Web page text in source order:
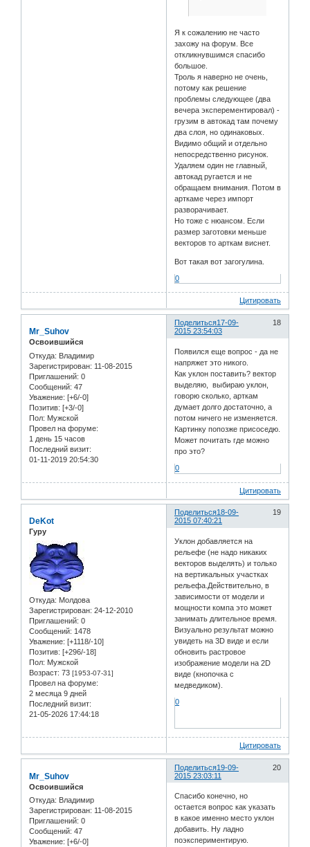
Я к сожалению не часто
захожу на форум. Все
откликнувшимся спасибо
большое.
Троль я наверно не очень,
потому как решение
проблемы следующее (два
вечера эксперементировал) -
грузим в автокад там почему
два слоя, но одинаковых.
Видимо общий и отдельно
непосредственно рисунок.
Удаляем один не главный,
автокад ругается и не
обращаем внимания. Потом в
арткаме через импорт
разворачивает.
Но тоже с нюансом. Если
размер заготовки меньше
векторов то арткам виснет.
Вот такая вот загогулина.
0
Цитировать
Поделиться 18
17-09-
2015 23:54:03
Mr_Suhov
Освоившийся
Откуда: Владимир
Зарегистрирован: 11-08-2015
Приглашений: 0
Сообщений: 47
Уважение: [+6/-0]
Позитив: [+3/-0]
Пол: Мужской
Провел на форуме:
1 день 15 часов
Последний визит:
01-11-2019 20:54:30
Появился еще вопрос - да не
напряжет это никого.
Как уклон поставить? вектор
выделяю, выбираю уклон,
говорю сколько, арткам
думает долго достаточно, а
потом ничего не изменяется.
Картинку попозже присоседю.
Может почитать где можно
про это?
0
Цитировать
Поделиться 19
18-09-
2015 07:40:21
DeKot
Гуру
Откуда: Молдова
Зарегистрирован: 24-12-2010
Приглашений: 0
Сообщений: 1478
Уважение: [+1118/-10]
Позитив: [+296/-18]
Пол: Мужской
Возраст: 73 [1953-07-31]
Провел на форуме:
2 месяца 9 дней
Последний визит:
21-05-2026 17:44:18
Уклон добавляется на
рельефе (не надо никаких
векторов выделять) и только
на вертикальных участках
рельефа.Действительно, в
зависимости от модели и
мощности компа это может
занимать длительное время.
Визуально результат можно
увидеть на 3D виде и если
обновить растровое
изображение модели на 2D
виде (кнопочка с
медведиком).
0
Цитировать
Поделиться 20
19-09-
2015 23:03:11
Mr_Suhov
Освоившийся
Откуда: Владимир
Зарегистрирован: 11-08-2015
Приглашений: 0
Сообщений: 47
Уважение: [+6/-0]
Спасибо конечно, но
остается вопрос как указать
в какое именно место уклон
добавить. Ну ладно
поэкспериментирую.